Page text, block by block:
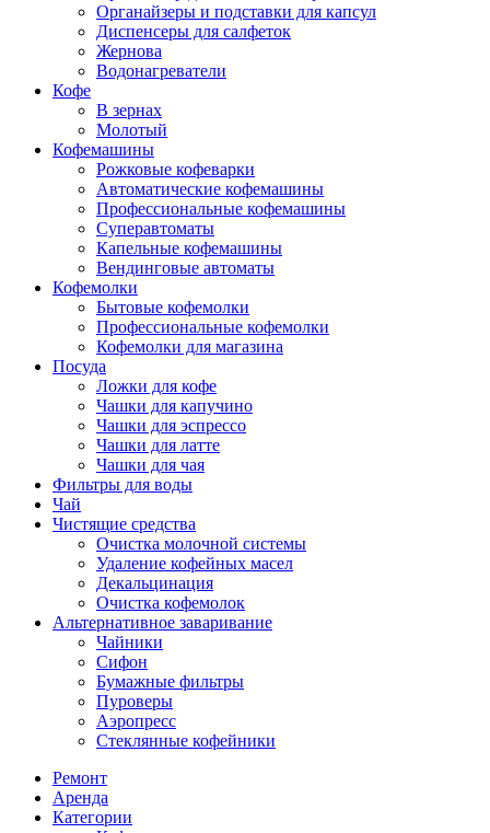
Органайзеры и подставки для капсул
Диспенсеры для салфеток
Жернова
Водонагреватели
Кофе
В зернах
Молотый
Кофемашины
Рожковые кофеварки
Автоматические кофемашины
Профессиональные кофемашины
Суперавтоматы
Капельные кофемашины
Вендинговые автоматы
Кофемолки
Бытовые кофемолки
Профессиональные кофемолки
Кофемолки для магазина
Посуда
Ложки для кофе
Чашки для капучино
Чашки для эспрессо
Чашки для латте
Чашки для чая
Фильтры для воды
Чай
Чистящие средства
Очистка молочной системы
Удаление кофейных масел
Декальцинация
Очистка кофемолок
Альтернативное заваривание
Чайники
Сифон
Бумажные фильтры
Пуроверы
Аэропресс
Стеклянные кофейники
Ремонт
Аренда
Категории